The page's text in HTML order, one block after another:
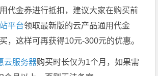
代金券进行抵扣，建议大家在购买前
平台领取最新版的云产品通用代金
，这样可再获得10元-300元的优惠。
云服务器购买时长仅为1个月，如果需